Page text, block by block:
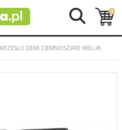
0
KRZESŁO DEMI CIEMNOSZARE WELUR